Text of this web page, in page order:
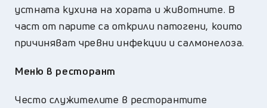
устната кухина на хората и животните. В
част от парите са открили патогени, които
причиняват чревни инфекции и салмонелоза.
Меню в ресторант
Често служителите в ресторантите